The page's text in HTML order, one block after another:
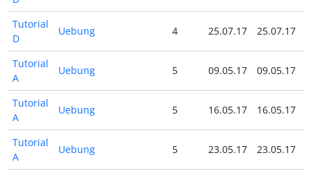
Tutorial
D
Uebung 4 25.07.17 25.07.17
Tutorial
A
Uebung 5 09.05.17 09.05.17
Tutorial
A
Uebung 5 16.05.17 16.05.17
Tutorial
A
Uebung 5 23.05.17 23.05.17